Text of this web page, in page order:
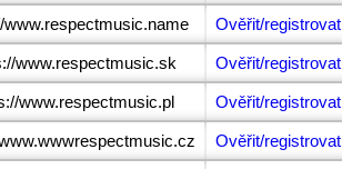
www.respectmusic.name Ověřit/registrovat
www.respectmusic.sk Ověřit/registrovat
www.respectmusic.pl Ověřit/registrovat
Ověřit/registrovat